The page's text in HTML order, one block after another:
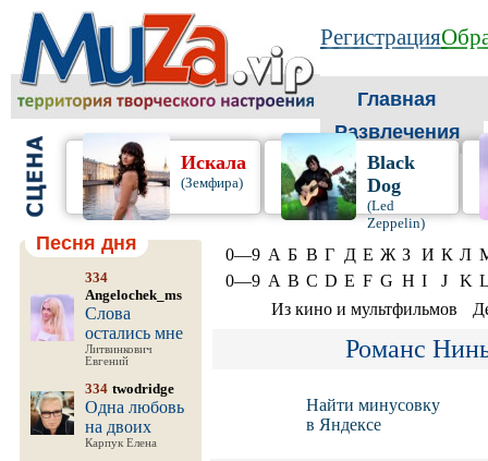
Регистрация
Главная
Развлечения
Искала
(Земфира)
Black
Dog
(Led
Zeppelin)
Песня дня
334
Angelochek_ms
Слова
остались мне
Литвинкович
Евгений
334 twodridge
Одна любовь
на двоих
Карпук Елена
0—9 А Б В Г Д Е Ж З И К Л
0—9 A B C D E F G H I J K
Из кино и мультфильмов
Романс
Найти минусовку
в Яндексе